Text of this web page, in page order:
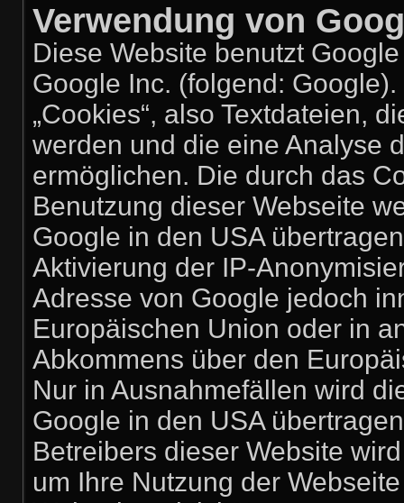
Verwendung von
Diese Website benutzt
Google Inc. (folgend:
„Cookies“, also Textdateien,
werden und die eine Analyse
ermöglichen. Die durch das
Benutzung dieser Webseite
Google in den USA
Aktivierung der IP-
Adresse von Google jedoch
Europäischen Union oder in
Abkommens über den
Nur in Ausnahmefällen wird
Google in den USA
Betreibers dieser Website
um Ihre Nutzung der